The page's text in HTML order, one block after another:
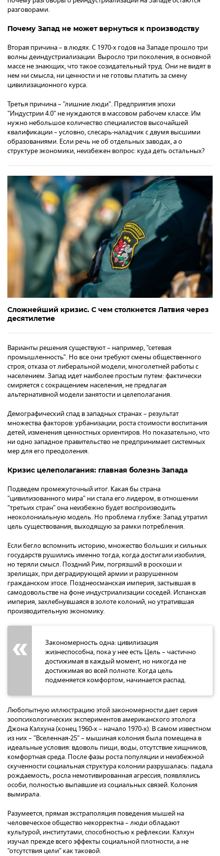
разговорами.
Почему Запад не может вернуться к производству
Вторая причина – в людях. С 1970-х годов на Западе прошло три
волны деиндустриализации. Выросло три поколения, в основной
массе не знающих, что такое созидательный труд. Они не видят в
нем ни смысла, ни ценности и не готовы платить за смену
цивилизационного курса.
Третья причина – "лишние люди". Предприятия эпохи
"Индустрии 4.0" не нуждаются в массовом рабочем классе. Им
нужно небольшое количество специалистов высочайшей
квалификации – условно, слесарь-наладчик с двумя высшими
образованиями. Если речь не об отдельных заводах, а о
структуре экономики, неизбежен вопрос: куда деть остальных?
Сложнейший кризис. С чем столкнется Латвия через
десятилетие
Варианты решения существуют – например, "сетевая
промышленность". Но все они требуют смены общественного
строя, отказа от либеральной модели, многолетней работы с
населением. Запад идет наиболее простым путем: фактически
смиряется с сокращением населения, не предлагая
альтернативной модели занятости и целеполагания.
Демографический спад в западных странах – результат
множества факторов: урбанизации, роста стоимости воспитания
детей, изменения ценностных ориентиров. Но показательно, что
ни одно западное правительство не предпринимает системных
мер для его преодоления.
Кризис целеполагания: главная болезнь Запада
Подведем промежуточный итог. Какая бы страна
"цивилизованного мира" ни стала его лидером, в отношении
"третьих стран" она неизбежно будет воспроизводить
неоколониальную модель. Но проблема глубже: Запад утратил
цель существования, выходящую за рамки потребления.
Если бегло вспомнить историю, множество больших и сильных
государств рушились именно тогда, когда достигали изобилия,
но теряли смысл. Поздний Рим, погрязший в роскоши и
зрелищах, при деградирующей армии и разрушенном
гражданском этосе. Позднеосманская империя, застывшая в
самодовольстве на фоне индустриализации соседей. Испанская
империя, захлебнувшаяся в золоте колоний, но утратившая
производительную экономику.
Закономерность одна: цивилизация
жизнеспособна, пока у нее есть Цель – частично
достижимая в каждый момент, но никогда не
достижимая во всей полноте. Когда цель
подменяется комфортом, начинается распад.
Любопытную иллюстрацию этой закономерности дает серия
зоопсихологических экспериментов американского этолога
Джона Кэлхуна (конец 1960-х – начало 1970-х). В самом известном
из них – "Вселенная-25" – мышиная колония была помещена в
идеальные условия: вдоволь пищи, воды, отсутствие хищников,
комфортная среда. После фазы роста популяции и неизбежной
скученности социальная структура колонии разрушалась: падала
рождаемость, росла немотивированная агрессия, появлялись
особи, полностью выпавшие из социальных связей. Колония
вымирала.
Разумеется, прямая экстраполяция поведения мышей на
человеческое общество некорректна – люди обладают
культурой, институтами, способностью к рефлексии. Кэлхун
изучал прежде всего эффекты социальной плотности, а не
"отсутствия цели" как таковой.